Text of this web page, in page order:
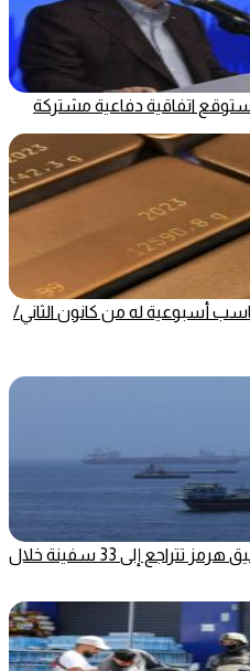
اتفاقية دفاعية مشتركة
أسبوعية له من كانون الثاني/
بيانات: حركة الملاحة في مضيق هرمز تتراجع إلى 33 سفينة خلال